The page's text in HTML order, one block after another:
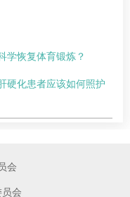
学恢复体育锻炼？
硬化患者应该如何照护
会
会